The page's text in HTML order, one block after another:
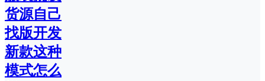
货源自己
找版开发
新款这种
模式怎么